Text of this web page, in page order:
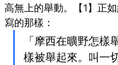
高無上的舉動。【1】正
寫的那樣：
「摩西在曠野怎樣
樣被舉起來。叫一